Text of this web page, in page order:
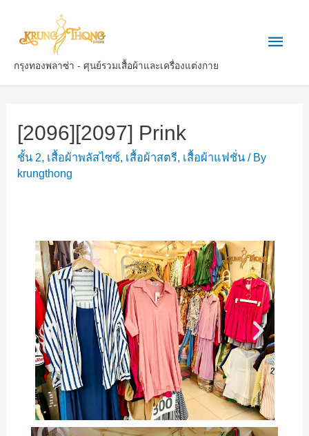
กรุงทองพลาซ่า - ศุนย์รวมเสื้อผ้าและเครื่องแต่งกาย
[2096][2097] Prink
ชั้น 2, เสื้อผ้าพลัสไซซ์​, เสื้อผ้าสตรี, เสื้อผ้าแฟชั่น / By
krungthong